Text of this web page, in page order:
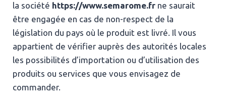
la société https://www.semarome.fr ne saurait
être engagée en cas de non-respect de la
législation du pays où le produit est livré. Il vous
appartient de vérifier auprès des autorités locales
les possibilités d’importation ou d’utilisation des
produits ou services que vous envisagez de
commander.